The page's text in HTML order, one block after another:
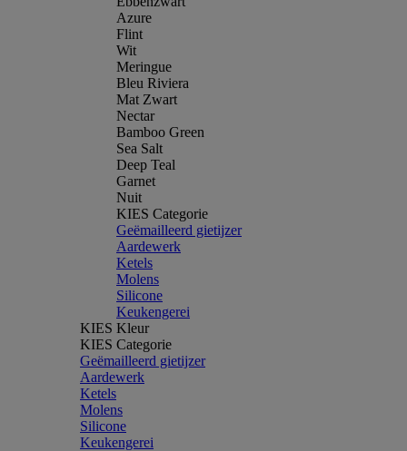
Azure
Flint
Wit
Meringue
Bleu Riviera
Mat Zwart
Nectar
Bamboo Green
Sea Salt
Deep Teal
Garnet
Nuit
KIES Categorie
Geëmailleerd gietijzer
Aardewerk
Ketels
Molens
Silicone
Keukengerei
KIES Kleur
KIES Categorie
Geëmailleerd gietijzer
Aardewerk
Ketels
Molens
Silicone
Keukengerei